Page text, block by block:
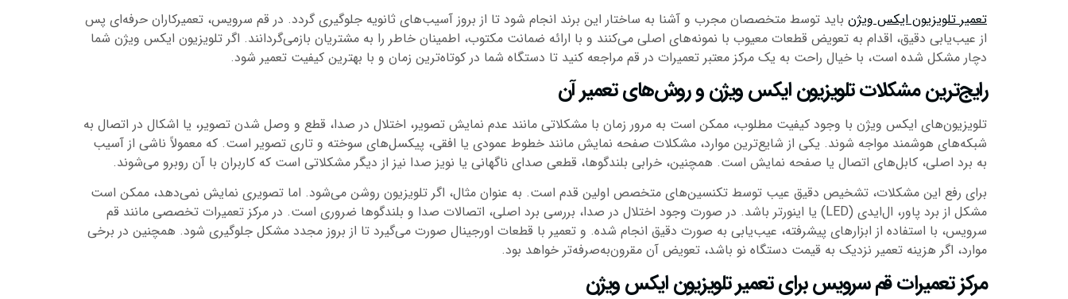
تعمیر تلویزیون ایکس ویژن باید توسط متخصصان مجرب و آشنا به ساختار این برند انجام شود تا از بروز آسیب‌های ثانویه جلوگیری گردد. در قم سرویس، تعمیرکاران حرفه‌ای پس
از عیب‌یابی دقیق، اقدام به تعویض قطعات معیوب با نمونه‌های اصلی می‌کنند و با ارائه ضمانت مکتوب، اطمینان خاطر را به مشتریان بازمی‌گردانند. اگر تلویزیون ایکس ویژن شما
دچار مشکل شده است، با خیال راحت به یک مرکز معتبر تعمیرات در قم مراجعه کنید تا دستگاه شما در کوتاه‌ترین زمان و با بهترین کیفیت تعمیر شود.
رایج‌ترین مشکلات تلویزیون ایکس ویژن و روش‌های تعمیر آن
تلویزیون‌های ایکس ویژن با وجود کیفیت مطلوب، ممکن است به مرور زمان با مشکلاتی مانند عدم نمایش تصویر، اختلال در صدا، قطع و وصل شدن تصویر، یا اشکال در اتصال به
شبکه‌های هوشمند مواجه شوند. یکی از شایع‌ترین موارد، مشکلات صفحه نمایش مانند خطوط عمودی یا افقی، پیکسل‌های سوخته و تاری تصویر است. که معمولاً ناشی از آسیب
به برد اصلی، کابل‌های اتصال یا صفحه نمایش است. همچنین، خرابی بلندگوها، قطعی صدای ناگهانی یا نویز صدا نیز از دیگر مشکلاتی است که کاربران با آن روبرو می‌شوند.
برای رفع این مشکلات، تشخیص دقیق عیب توسط تکنسین‌های متخصص اولین قدم است. به عنوان مثال، اگر تلویزیون روشن می‌شود. اما تصویری نمایش نمی‌دهد، ممکن است
مشکل از برد پاور، ال‌ایدی (LED) یا اینورتر باشد. در صورت وجود اختلال در صدا، بررسی برد اصلی، اتصالات صدا و بلندگوها ضروری است. در مرکز تعمیرات تخصصی مانند قم
سرویس، با استفاده از ابزارهای پیشرفته، عیب‌یابی به صورت دقیق انجام شده. و تعمیر با قطعات اورجینال صورت می‌گیرد تا از بروز مجدد مشکل جلوگیری شود. همچنین در برخی
موارد، اگر هزینه تعمیر نزدیک به قیمت دستگاه نو باشد، تعویض آن مقرون‌به‌صرفه‌تر خواهد بود.
مرکز تعمیرات قم سرویس برای تعمیر تلویزیون ایکس ویژن